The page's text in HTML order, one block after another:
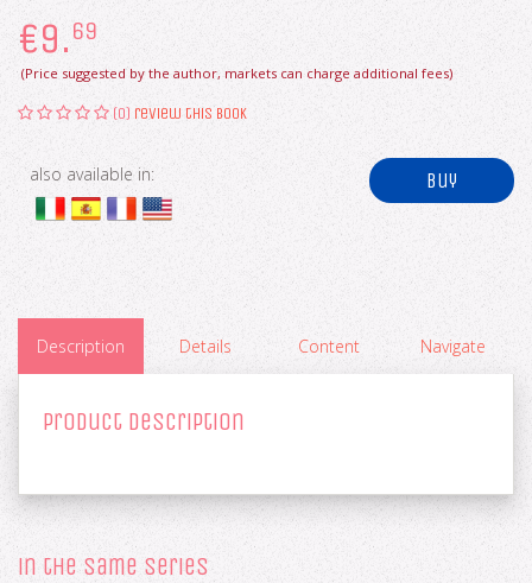
€9.69
(Price suggested by the author, markets can charge additional fees)
(0) review this book
buy
also available in:
Description Details Content Navigate
Product Description
in the same series